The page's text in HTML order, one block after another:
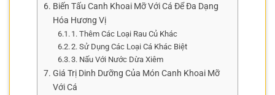
Biến Tấu Canh Khoai Mỡ Với Cá Để Đa Dạng
Hóa Hương Vị
1. Thêm Các Loại Rau Củ Khác
2. Sử Dụng Các Loại Cá Khác Biệt
3. Nấu Với Nước Dừa Xiêm
Giá Trị Dinh Dưỡng Của Món Canh Khoai Mỡ
Với Cá